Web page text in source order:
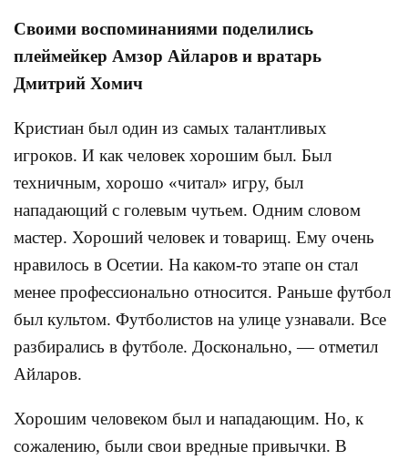
Своими воспоминаниями поделились
плеймейкер Амзор Айларов и вратарь
Дмитрий Хомич
Кристиан был один из самых талантливых
игроков. И как человек хорошим был. Был
техничным, хорошо «читал» игру, был
нападающий с голевым чутьем. Одним словом
мастер. Хороший человек и товарищ. Ему очень
нравилось в Осетии. На каком-то этапе он стал
менее профессионально относится. Раньше футбол
был культом. Футболистов на улице узнавали. Все
разбирались в футболе. Досконально, — отметил
Айларов.
Хорошим человеком был и нападающим. Но, к
сожалению, были свои вредные привычки. В